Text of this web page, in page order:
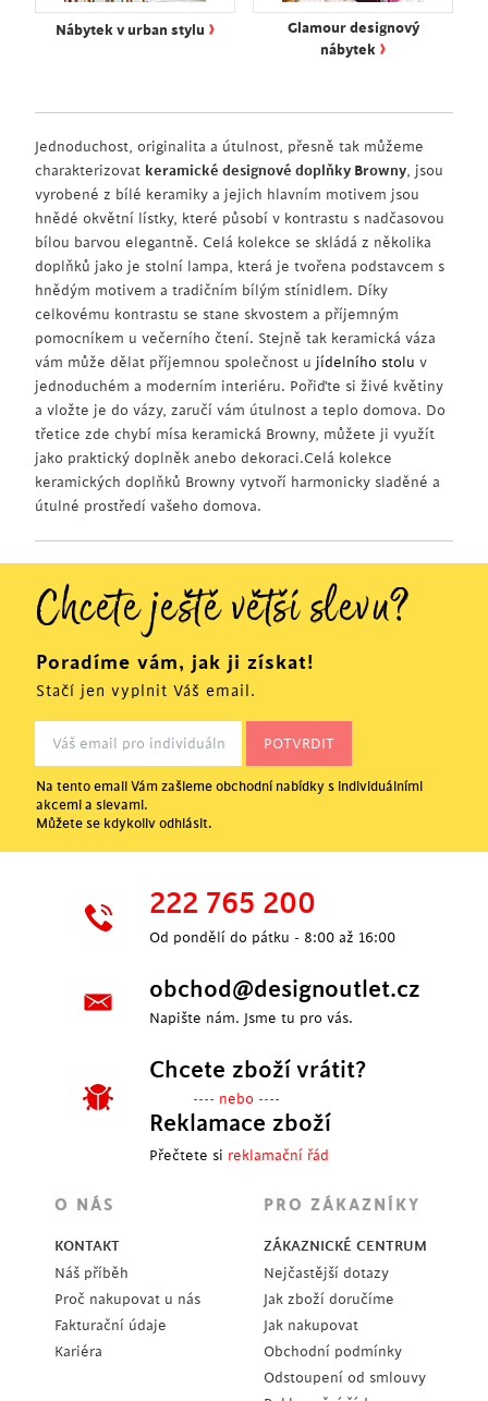
Nábytek v urban stylu ›
Glamour designový
nábytek ›
Jednoduchost, originalita a útulnost, přesně tak můžeme
charakterizovat keramické designové doplňky Browny, jsou
vyrobené z bílé keramiky a jejich hlavním motivem jsou
hnědé okvětní lístky, které působí v kontrastu s nadčasovou
bílou barvou elegantně. Celá kolekce se skládá z několika
doplňků jako je stolní lampa, která je tvořena podstavcem s
hnědým motivem a tradičním bílým stínidlem. Díky
celkovému kontrastu se stane skvostem a příjemným
pomocníkem u večerního čtení. Stejně tak keramická váza
vám může dělat příjemnou společnost u jídelního stolu v
jednoduchém a moderním interiéru. Pořiďte si živé květiny
a vložte je do vázy, zaručí vám útulnost a teplo domova. Do
třetice zde chybí mísa keramická Browny, můžete ji využít
jako praktický doplněk anebo dekoraci.Celá kolekce
keramických doplňků Browny vytvoří harmonicky sladěné a
útulné prostředí vašeho domova.
Chcete ještě větší slevu?
Poradíme vám, jak ji získat!
Stačí jen vyplnit Váš email.
Na tento email Vám zašleme obchodní nabídky s individuálními
akcemi a slevami.
Můžete se kdykoliv odhlásit.
222 765 200
Od pondělí do pátku - 8:00 až 16:00
obchod@designoutlet.cz
Napište nám. Jsme tu pro vás.
Chcete zboží vrátit?
---- nebo ----
Reklamace zboží
Přečtete si reklamační řád
O NÁS
KONTAKT
Náš příběh
Proč nakupovat u nás
Fakturační údaje
Kariéra
PRO ZÁKAZNÍKY
ZÁKAZNICKÉ CENTRUM
Nejčastější dotazy
Jak zboží doručíme
Jak nakupovat
Obchodní podmínky
Odstoupení od smlouvy